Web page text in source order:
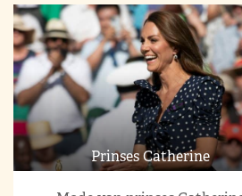
Prinses Catherine